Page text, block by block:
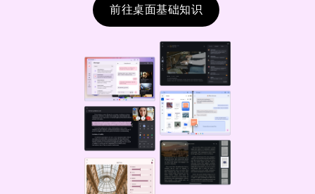
前往桌面基础知识